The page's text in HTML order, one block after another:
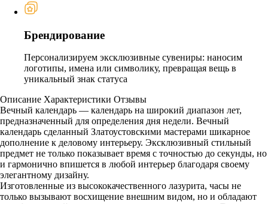
Брендирование
Персонализируем эксклюзивные сувениры: наносим
логотипы, имена или символику, превращая вещь в
уникальный знак статуса
Описание Характеристики Отзывы
Вечный календарь — календарь на широкий диапазон лет,
предназначенный для определения дня недели. Вечный
календарь сделанный Златоустовскими мастерами шикарное
дополнение к деловому интерьеру. Эксклюзивный стильный
предмет не только показывает время с точностью до секунды, но
и гармонично впишется в любой интерьер благодаря своему
элегантному дизайну.
Изготовленные из высококачественного лазурита, часы не
только вызывают восхищение внешним видом, но и обладают